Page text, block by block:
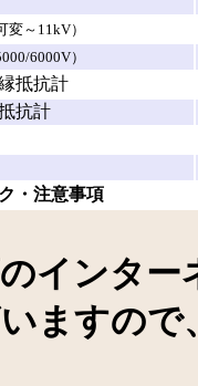
変～11kV）
6000V）
抵抗計
抗計
・注意事項
インタ
ますの